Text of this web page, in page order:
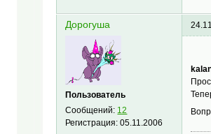
Дорогуша
Пользователь
Сообщений: 12
Регистрация:05.11.2006